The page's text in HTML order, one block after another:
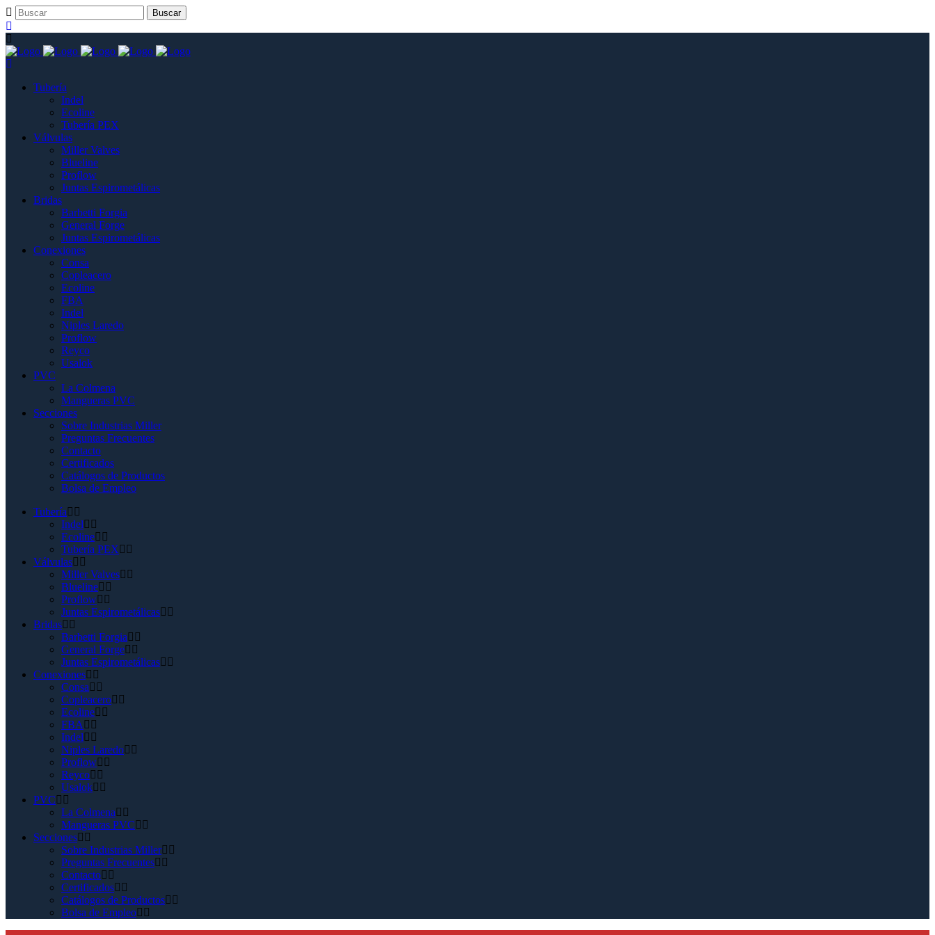
Tubería
Indel
Ecoline
Tubería PEX
Válvulas
Miller Valves
Blueline
Proflow
Juntas Espirometálicas
Bridas
Barbetti Forgia
General Forge
Juntas Espirometálicas
Conexiones
Consa
Copleacero
Ecoline
FBA
Indel
Niples Laredo
Proflow
Reyco
Usalok
PVC
La Colmena
Mangueras PVC
Secciones
Sobre Industrias Miller
Preguntas Frecuentes
Contacto
Certificados
Catálogos de Productos
Bolsa de Empleo
Tubería
Indel
Ecoline
Tubería PEX
Válvulas
Miller Valves
Blueline
Proflow
Juntas Espirometálicas
Bridas
Barbetti Forgia
General Forge
Juntas Espirometálicas
Conexiones
Consa
Copleacero
Ecoline
FBA
Indel
Niples Laredo
Proflow
Reyco
Usalok
PVC
La Colmena
Mangueras PVC
Secciones
Sobre Industrias Miller
Preguntas Frecuentes
Contacto
Certificados
Catálogos de Productos
Bolsa de Empleo